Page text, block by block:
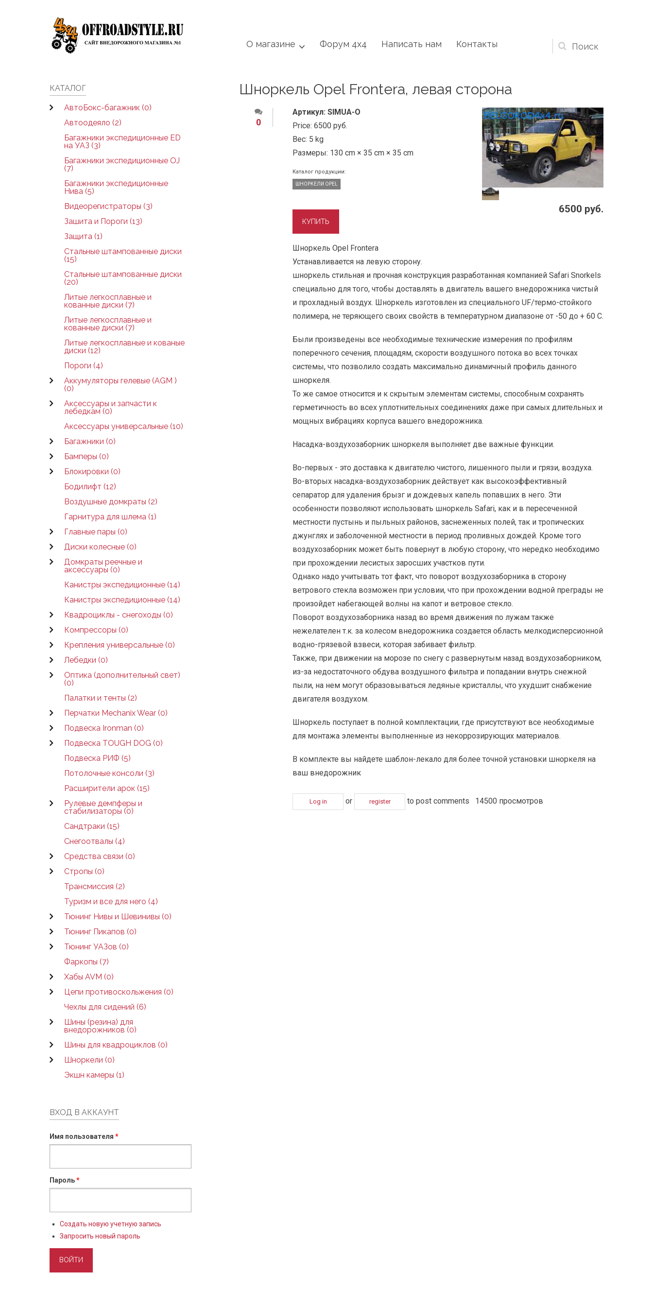
Форма
О магазине Форум 4x4 Написать нам Контакты
КАТАЛОГ
АвтоБокс-багажник (0)
Автоодеяло (2)
Багажники экспедиционные ED
на УАЗ (3)
Багажники экспедиционные OJ
(7)
Багажники экспедиционные
Нива (5)
Видеорегистраторы (3)
Зашита и Пороги (13)
Защита (1)
Стальные штампованные диски
(15)
Стальные штампованные диски
(20)
Литые легкосплавные и
кованные диски (7)
Литые легкосплавные и
кованные диски (7)
Литые легкосплавные и кованые
диски (12)
Пороги (4)
Аккумуляторы гелевые (AGM )
(0)
Аксессуары и запчасти к
лебедкам (0)
Аксессуары универсальные (10)
Багажники (0)
Бамперы (0)
Блокировки (0)
Бодилифт (12)
Воздушные домкраты (2)
Гарнитура для шлема (1)
Главные пары (0)
Диски колесные (0)
Домкраты реечные и
аксессуары (0)
Канистры экспедиционные (14)
Канистры экспедиционные (14)
Квадроциклы - снегоходы (0)
Компрессоры (0)
Крепления универсальные (0)
Лебедки (0)
Оптика (дополнительный свет)
(0)
Палатки и тенты (2)
Перчатки Mechanix Wear (0)
Подвеска Ironman (0)
Подвеска TOUGH DOG (0)
Подвеска РИФ (5)
Потолочные консоли (3)
Расширители арок (15)
Рулевые демпферы и
стабилизаторы (0)
Сандтраки (15)
Снегоотвалы (4)
Средства связи (0)
Стропы (0)
Трансмиссия (2)
Туризм и все для него (4)
Тюнинг Нивы и Шевинивы (0)
Тюнинг Пикапов (0)
Тюнинг УАЗов (0)
Фаркопы (7)
Хабы AVM (0)
Цепи противоскольжения (0)
Чехлы для сидений (6)
Шины (резина) для
внедорожников (0)
Шины для квадроциклов (0)
Шноркели (0)
Экшн камеры (1)
ВХОД В АККАУНТ
Имя пользователя *
Пароль*
Создать новую учетную запись
Запросить новый пароль
Шноркель Opel Frontera, левая сторона
0
6500 руб.
Артикул: SIMUA-O
Price: 6500 руб.
Вес: 5 kg
Размеры: 130 cm × 35 cm × 35 cm
Каталог продукции:
ШНОРКЕЛИ OPEL
Шноркель Opel Frontera
Устанавливается на левую сторону.
шноркель стильная и прочная конструкция разработанная компанией Safari Snorkels
специально для того, чтобы доставлять в двигатель вашего внедорожника чистый
и прохладный воздух. Шноркель изготовлен из специального UF/термо-стойкого
полимера, не теряющего своих свойств в температурном диапазоне от -50 до + 60 С.
Были произведены все необходимые технические измерения по профилям
поперечного сечения, площадям, скорости воздушного потока во всех точках
системы, что позволило создать максимально динамичный профиль данного
шноркеля.
То же самое относится и к скрытым элементам системы, способным сохранять
герметичность во всех уплотнительных соединениях даже при самых длительных и
мощных вибрациях корпуса вашего внедорожника.
Насадка-воздухозаборник шноркеля выполняет две важные функции.
Во-первых - это доставка к двигателю чистого, лишенного пыли и грязи, воздуха.
Во-вторых насадка-воздухозаборник действует как высокоэффективный
сепаратор для удаления брызг и дождевых капель попавших в него. Эти
особенности позволяют использовать шноркель Safari, как и в пересеченной
местности пустынь и пыльных районов, заснеженных полей, так и тропических
джунглях и заболоченной местности в период проливных дождей. Кроме того
воздухозаборник может быть повернут в любую сторону, что нередко необходимо
при прохождении лесистых заросших участков пути.
Однако надо учитывать тот факт, что поворот воздухозаборника в сторону
ветрового стекла возможен при условии, что при прохождении водной преграды не
произойдет набегающей волны на капот и ветровое стекло.
Поворот воздухозаборника назад во время движения по лужам также
нежелателен т.к. за колесом внедорожника создается область мелкодисперсионной
водно-грязевой взвеси, которая забивает фильтр.
Также, при движении на морозе по снегу с развернутым назад воздухозаборником,
из-за недостаточного обдува воздушного фильтра и попадании внутрь снежной
пыли, на нем могут образовываться ледяные кристаллы, что ухудшит снабжение
двигателя воздухом.
Шноркель поступает в полной комплектации, где присутствуют все необходимые
для монтажа элементы выполненные из некоррозирующих материалов.
В комплекте вы найдете шаблон-лекало для более точной установки шноркеля на
ваш внедорожник
Log in or register to post comments 14500 просмотров